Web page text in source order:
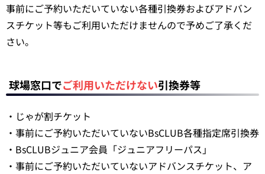
事前にご予約いただいていない各種引換券およびアドバン
スチケット等もご利用いただけませんので予めご了承くだ
さい。
球場窓口でご利用いただけない引換券等
・じゃが割チケット
・事前にご予約いただいていないBsCLUB各種指定席引換券
・BsCLUBジュニア会員「ジュニアフリーパス」
・事前にご予約いただいていないアドバンスチケット、ア